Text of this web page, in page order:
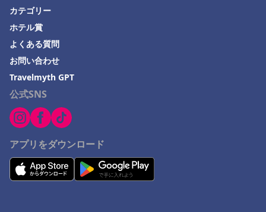
公式SNS
アプリをダウンロード
カテゴリー
ホテル賞
よくある質問
お問い合わせ
Travelmyth GPT